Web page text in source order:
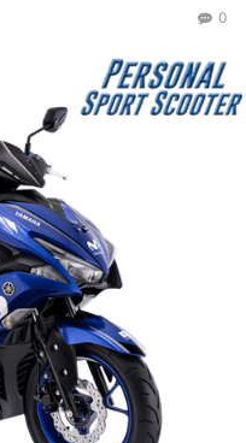
0